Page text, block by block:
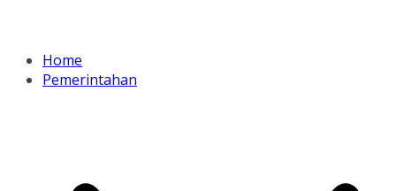
Home
Pemerintahan